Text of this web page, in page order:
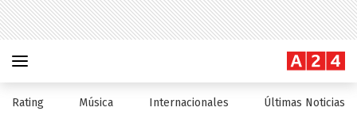
Rating Música Internacionales Últimas Noticias